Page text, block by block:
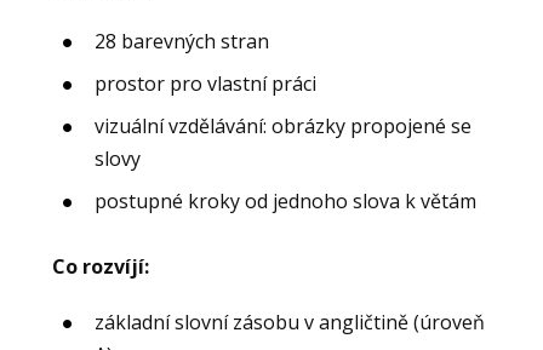
28 barevných stran
prostor pro vlastní práci
vizuální vzdělávání: obrázky propojené se
slovy
postupné kroky od jednoho slova k větám
Co rozvíjí:
základní slovní zásobu v angličtině (úroveň